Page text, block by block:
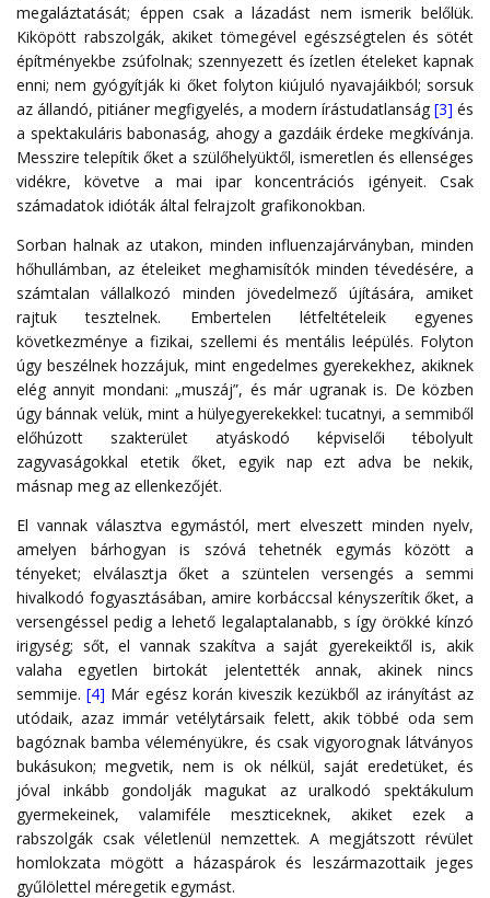
megaláztatását; éppen csak a lázadást nem ismerik belőlük.
Kiköpött rabszolgák, akiket tömegével egészségtelen és sötét
építményekbe zsúfolnak; szennyezett és ízetlen ételeket kapnak
enni; nem gyógyítják ki őket folyton kiújuló nyavajáikból; sorsuk
az állandó, pitiáner megfigyelés, a modern írástudatlanság [3] és
a spektakuláris babonaság, ahogy a gazdáik érdeke megkívánja.
Messzire telepítik őket a szülőhelyüktől, ismeretlen és ellenséges
vidékre, követve a mai ipar koncentrációs igényeit. Csak
számadatok idióták által felrajzolt grafikonokban.
Sorban halnak az utakon, minden influenzajárványban, minden
hőhullámban, az ételeiket meghamisítók minden tévedésére, a
számtalan vállalkozó minden jövedelmező újítására, amiket
rajtuk tesztelnek. Embertelen létfeltételeik egyenes
következménye a fizikai, szellemi és mentális leépülés. Folyton
úgy beszélnek hozzájuk, mint engedelmes gyerekekhez, akiknek
elég annyit mondani: „muszáj”, és már ugranak is. De közben
úgy bánnak velük, mint a hülyegyerekekkel: tucatnyi, a semmiből
előhúzott szakterület atyáskodó képviselői tébolyult
zagyvaságokkal etetik őket, egyik nap ezt adva be nekik,
másnap meg az ellenkezőjét.
El vannak választva egymástól, mert elveszett minden nyelv,
amelyen bárhogyan is szóvá tehetnék egymás között a
tényeket; elválasztja őket a szüntelen versengés a semmi
hivalkodó fogyasztásában, amire korbáccsal kényszerítik őket, a
versengéssel pedig a lehető legalaptalanabb, s így örökké kínzó
irigység; sőt, el vannak szakítva a saját gyerekeiktől is, akik
valaha egyetlen birtokát jelentették annak, akinek nincs
semmije.[4] Már egész korán kiveszik kezükből az irányítást az
utódaik, azaz immár vetélytársaik felett, akik többé oda sem
bagóznak bamba véleményükre, és csak vigyorognak látványos
bukásukon; megvetik, nem is ok nélkül, saját eredetüket, és
jóval inkább gondolják magukat az uralkodó spektákulum
gyermekeinek, valamiféle meszticeknek, akiket ezek a
rabszolgák csak véletlenül nemzettek. A megjátszott révület
homlokzata mögött a házaspárok és leszármazottaik jeges
gyűlölettel méregetik egymást.